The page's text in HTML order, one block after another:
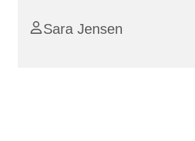
Sara Jensen